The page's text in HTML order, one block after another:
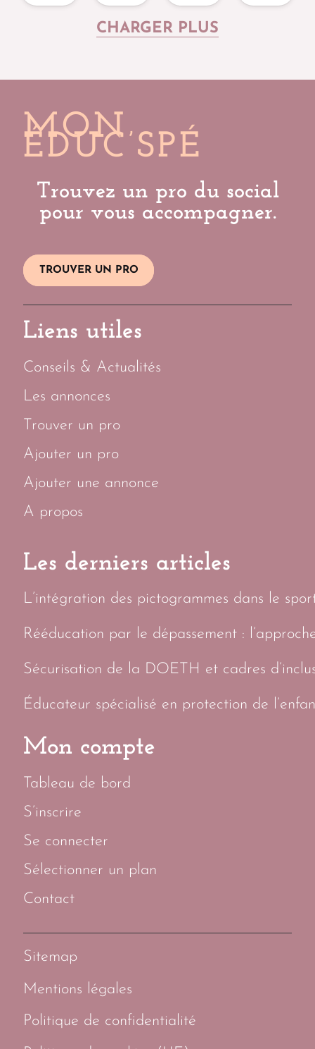
CHARGER PLUS
MON
ÉDUC’SPÉ
Trouvez un pro du social
pour vous accompagner.
TROUVER UN PRO
Liens utiles
Conseils & Actualités
Les annonces
Trouver un pro
Ajouter un pro
Ajouter une annonce
A propos
Les derniers articles
L’intégration des pictogrammes dans le
Rééducation par le dépassement :
Sécurisation de la DOETH et cadres
Éducateur spécialisé en protection de
Mon compte
Tableau de bord
S’inscrire
Se connecter
Sélectionner un plan
Contact
Sitemap
Mentions légales
Politique de confidentialité